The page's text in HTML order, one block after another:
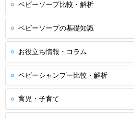
ベビーソープ比較・解析
ベビーソープの基礎知識
お役立ち情報・コラム
ベビーシャンプー比較・解析
育児・子育て